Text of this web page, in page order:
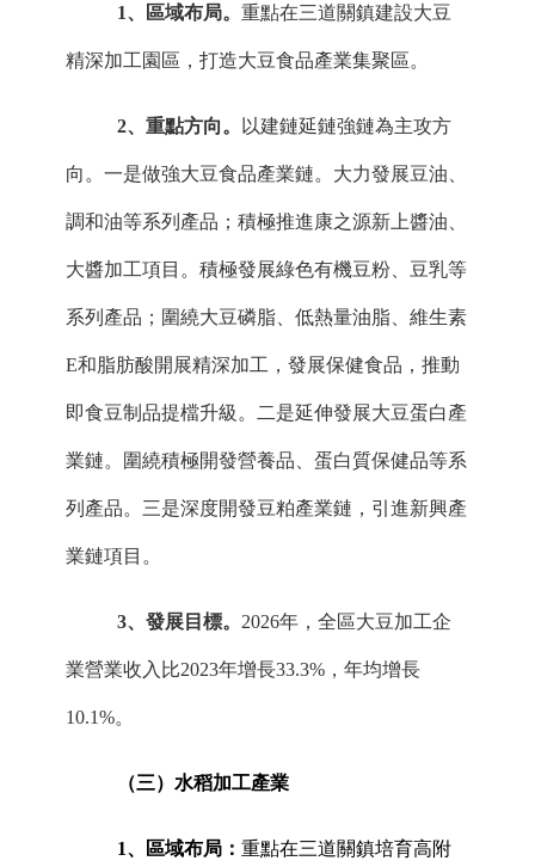
1、 區域布局。 重點在三道關鎮建設大豆
精深加工園區，打造大豆食品產業集聚區。
2、 重點方向。 以建鏈延鏈強鏈為主攻方
向。一是做強大豆食品產業鏈。大力發展豆油、
調和油等系列產品； 積極推進康之源新上醬油、
大醬加工項目。 積極發展綠色有機豆粉、豆乳等
系列產品；圍繞大豆磷脂、低熱量油脂、維生素
E和脂肪酸開展精深加工，發展保健食品，推動
即食豆制品提檔升級。二是延伸發展大豆蛋白產
業鏈。圍繞積極開發營養品、蛋白質保健品等系
列產品。三是深度開發豆粕產業鏈 ，引進新興產
業鏈項目 。
3、 發展目標。 2026年，全區大豆加工企
業營業收入比2023年增長33.3%，年均增長
10.1%。
（三） 水稻加工產業
1、 區域布局： 重點在三道關鎮培育高附